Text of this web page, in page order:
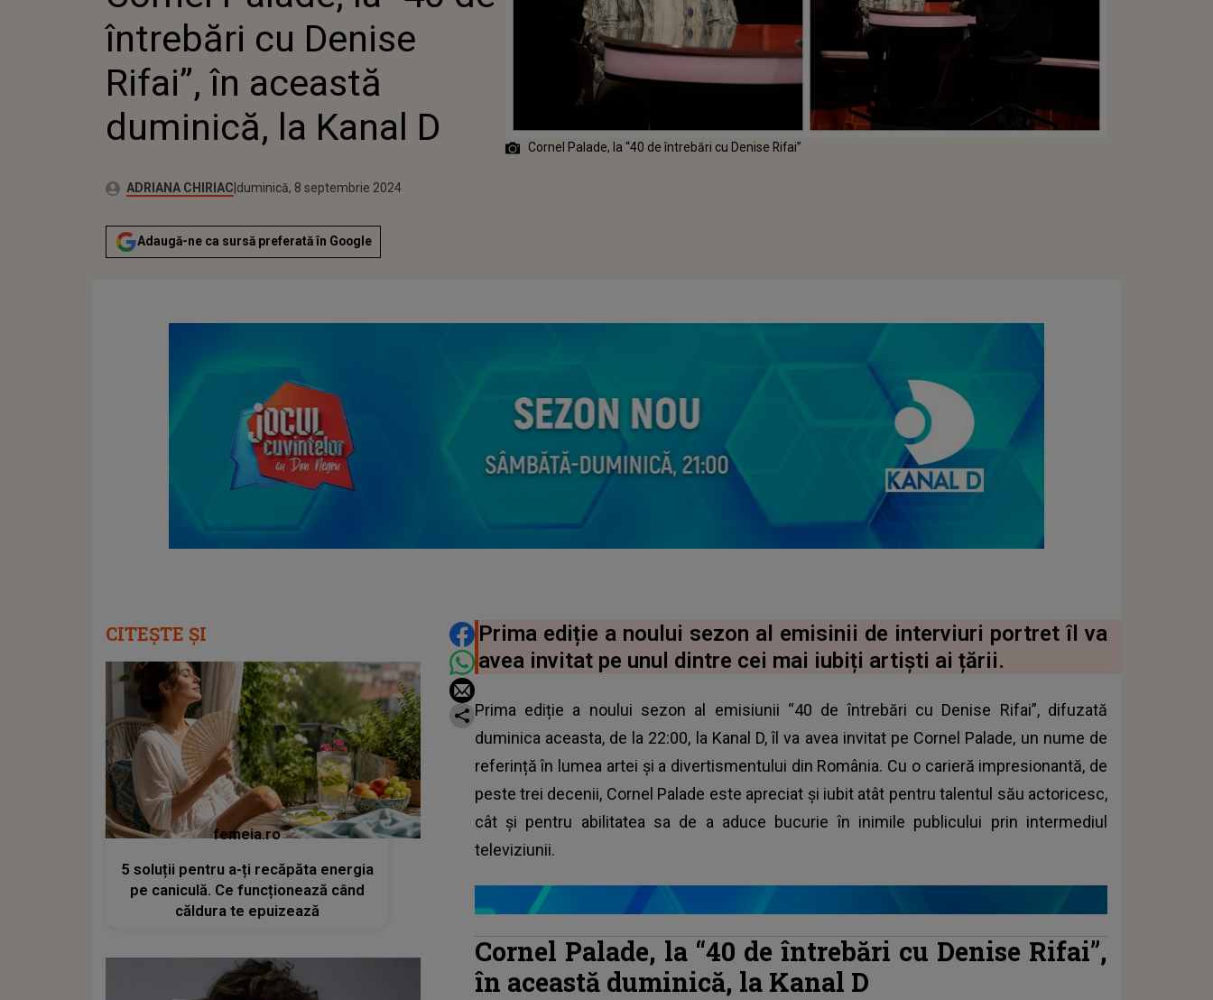
ACEASTĂ DUMINICĂ, LA
KANAL D
întrebări cu Denise
Rifai”, în această
duminică, la Kanal D
Autor:ADRIANA CHIRIACPublicat:
vineri, 8 septembrie 2023
Actualizat:
duminică, 8 septembrie 2024
Adaugă-ne ca sursă preferată în Google
Cornel Palade, la “40 de întrebări cu Denise Rifai”
DISTRIBUIE ARTICOLUL
Prima ediție a noului sezon al emisinii de interviuri portret îl va
avea invitat pe unul dintre cei mai iubiți artiști ai țării.
Prima ediție a noului sezon al emisiunii “40 de întrebări cu Denise Rifai”, difuzată
duminica aceasta, de la 22:00, la Kanal D, îl va avea invitat pe Cornel Palade, un nume de
referință în lumea artei și a divertismentului din România. Cu o carieră impresionantă, de
peste trei decenii, Cornel Palade este apreciat și iubit atât pentru talentul său actoricesc,
cât și pentru abilitatea sa de a aduce bucurie în inimile publicului prin intermediul
televiziunii.
Cornel Palade, la “40 de întrebări cu Denise Rifai”,
în această duminică, la Kanal D
CITEȘTE ȘI
femeia.ro
5 soluții pentru a-ți recăpăta energia
pe caniculă. Ce funcționează când
căldura te epuizează